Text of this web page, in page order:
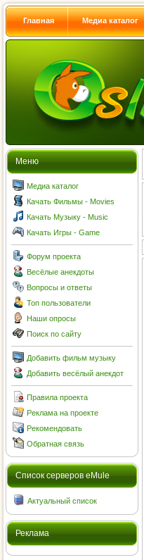
Главная Медиа каталог
Меню
Медиа каталог
Качать Фильмы - Movies
Качать Музыку - Music
Качать Игры - Game
Форум проекта
Весёлые анекдоты
Вопросы и ответы
Топ пользователи
Наши опросы
Поиск по сайту
Добавить фильм музыку
Добавить весёлый анекдот
Правила проекта
Реклама на проекте
Рекомендовать
Обратная связь
Cписок серверов eMule
Актуальный список
Реклама